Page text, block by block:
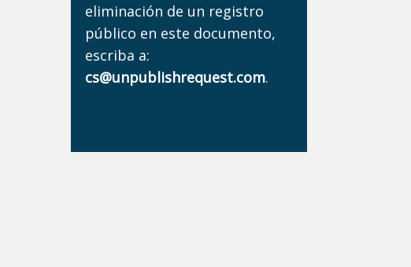
eliminación de un registro
público en este documento,
escriba a:
cs@unpublishrequest.com.